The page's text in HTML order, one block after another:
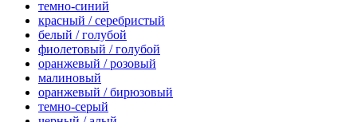
темно-синий
красный / серебристый
белый / голубой
фиолетовый / голубой
оранжевый / розовый
малиновый
оранжевый / бирюзовый
темно-серый